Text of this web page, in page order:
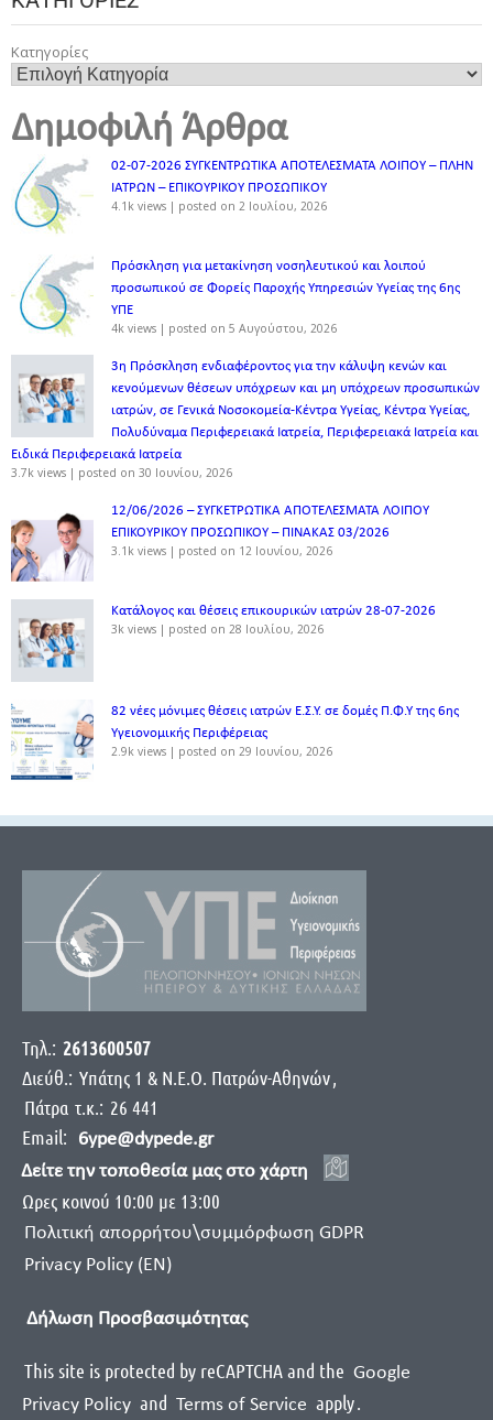
Κατηγορίες
Δημοφιλή Άρθρα
02-07-2026 ΣΥΓΚΕΝΤΡΩΤΙΚΑ ΑΠΟΤΕΛΕΣΜΑΤΑ ΛΟΙΠΟΥ – ΠΛΗΝ
ΙΑΤΡΩΝ – ΕΠΙΚΟΥΡΙΚΟΥ ΠΡΟΣΩΠΙΚOY
4.1k views | posted on 2 Ιουλίου, 2026
Πρόσκληση για μετακίνηση νοσηλευτικού και λοιπού
προσωπικού σε Φορείς Παροχής Υπηρεσιών Υγείας της 6ης
ΥΠΕ
4k views | posted on 5 Αυγούστου, 2026
3η Πρόσκληση ενδιαφέροντος για την κάλυψη κενών και
κενούμενων θέσεων υπόχρεων και μη υπόχρεων προσωπικών
ιατρών, σε Γενικά Νοσοκομεία-Κέντρα Υγείας, Κέντρα Υγείας,
Πολυδύναμα Περιφερειακά Ιατρεία, Περιφερειακά Ιατρεία και
Ειδικά Περιφερειακά Ιατρεία
3.7k views | posted on 30 Ιουνίου, 2026
12/06/2026 – ΣΥΓΚΕΤΡΩΤΙΚΑ ΑΠΟΤΕΛΕΣΜΑΤΑ ΛΟΙΠΟΥ
ΕΠΙΚΟΥΡΙΚΟΥ ΠΡΟΣΩΠΙΚΟΥ – ΠΙΝΑΚΑΣ 03/2026
3.1k views | posted on 12 Ιουνίου, 2026
Κατάλογος και θέσεις επικουρικών ιατρών 28-07-2026
3k views | posted on 28 Ιουλίου, 2026
82 νέες μόνιμες θέσεις ιατρών Ε.Σ.Υ. σε δομές Π.Φ.Υ της 6ης
Υγειονομικής Περιφέρειας
2.9k views | posted on 29 Ιουνίου, 2026
Τηλ.: 2613600507
Διεύθ.: Yπάτης 1 & Ν.Ε.Ο. Πατρών-Αθηνών,
Πάτρα τ.κ.: 26 441
Email:
6ype@dypede.gr
Δείτε την τοποθεσία μας στο χάρτη
Ωρες κοινού 10:00 με 13:00
Πολιτική απορρήτου\συμμόρφωση GDPR
Privacy Policy (EN)
Δήλωση Προσβασιμότητας
This site is protected by reCAPTCHA and the Google
Privacy Policy and Terms of Service apply.